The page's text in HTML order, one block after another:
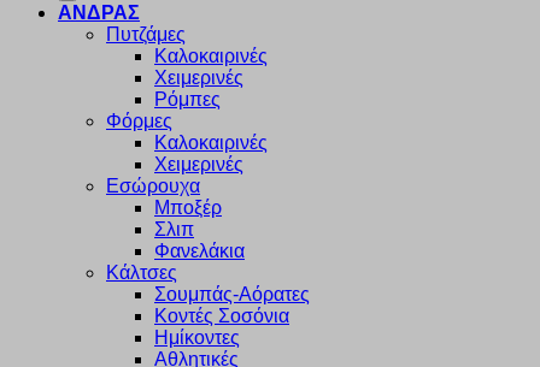
ΑΝΔΡΑΣ
Πυτζάμες
Καλοκαιρινές
Χειμερινές
Ρόμπες
Φόρμες
Καλοκαιρινές
Χειμερινές
Εσώρουχα
Μποξέρ
Σλιπ
Φανελάκια
Κάλτσες
Σουμπάς-Αόρατες
Κοντές Σοσόνια
Ημίκοντες
Αθλητικές